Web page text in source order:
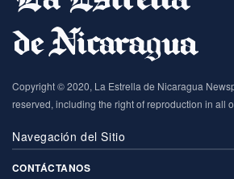
Copyright © 2020, La Estrella de Nicaragua
reserved, including the right of reproduction in all
Navegación del Sitio
CONTÁCTANOS